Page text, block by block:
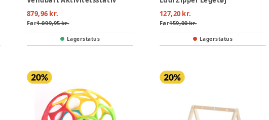
879,96 kr.
Før1.099,95 kr.
Lagerstatus
127,20 kr.
Før159,00 kr.
Lagerstatus